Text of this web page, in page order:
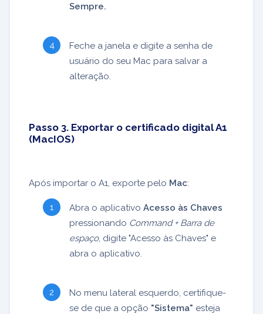
Sempre.
Feche a janela e digite a senha de
usuário do seu Mac para salvar a
alteração.
Passo 3. Exportar o certificado digital A1
(MacIOS)
Após importar o A1, exporte pelo Mac:
Abra o aplicativo Acesso às Chaves
pressionando Command + Barra de
espaço, digite "Acesso às Chaves" e
abra o aplicativo.
No menu lateral esquerdo, certifique-
se de que a opção "Sistema" esteja